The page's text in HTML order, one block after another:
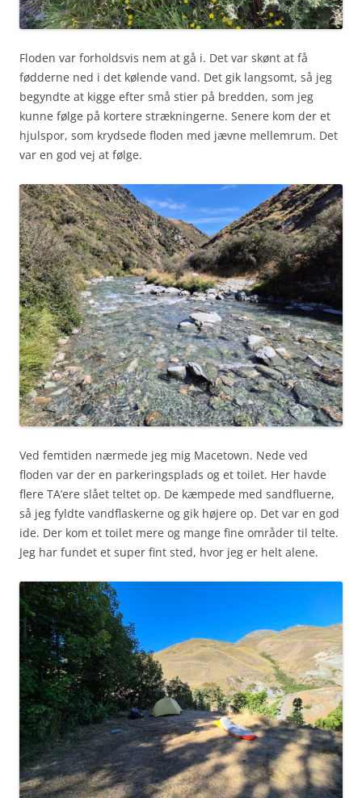
Floden var forholdsvis nem at gå i. Det var skønt at få
fødderne ned i det kølende vand. Det gik langsomt, så jeg
begyndte at kigge efter små stier på bredden, som jeg
kunne følge på kortere strækningerne. Senere kom der et
hjulspor, som krydsede floden med jævne mellemrum. Det
var en god vej at følge.
Ved femtiden nærmede jeg mig Macetown. Nede ved
floden var der en parkeringsplads og et toilet. Her havde
flere TA’ere slået teltet op. De kæmpede med sandfluerne,
så jeg fyldte vandflaskerne og gik højere op. Det var en god
ide. Der kom et toilet mere og mange fine områder til telte.
Jeg har fundet et super fint sted, hvor jeg er helt alene.